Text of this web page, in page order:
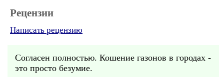
Рецензии
Написать рецензию
Согласен полностью. Кошение газонов в городах -
это просто безумие.